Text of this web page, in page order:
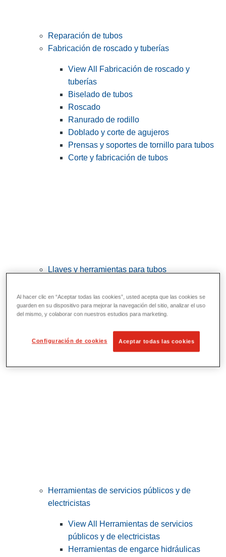
Reparación de tubos
Fabricación de roscado y tuberías
View All Fabricación de roscado y
tuberías
Biselado de tubos
Roscado
Ranurado de rodillo
Doblado y corte de agujeros
Prensas y soportes de tornillo para tubos
Corte y fabricación de tubos
Llaves y herramientas para tubos
Llaves
Curvado y conformado
Corte y preparación de tubos
Herramientas de servicios públicos y de
electricistas
View All Herramientas de servicios
públicos y de electricistas
Herramientas de engarce hidráulicas
Al hacer clic en “Aceptar todas las cookies”, usted acepta que las cookies se
guarden en su dispositivo para mejorar la navegación del sitio, analizar el uso
del mismo, y colaborar con nuestros estudios para marketing.
Configuración de cookies Aceptar todas las cookies